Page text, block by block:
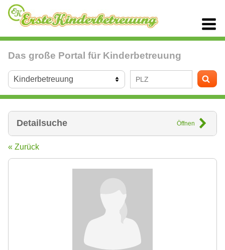
Das große Portal für Kinderbetreuung
Detailsuche Öffnen
« Zurück